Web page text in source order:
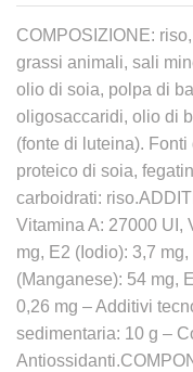
COMPOSIZIONE:
grassi animali, sali
olio di soia, polpa di
oligosaccaridi, olio di
(fonte di luteina).
proteico di soia,
carboidrati:
Vitamina A: 27000 UI,
mg, E2 (Iodio): 3,7
(Manganese): 54 mg,
0,26 mg – Additivi
sedimentaria: 10 g –